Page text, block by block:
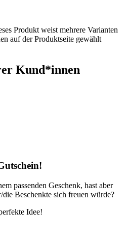
Produkt weist mehrere Varianten
auf der Produktseite gewählt
Kund*innen
passenden Geschenk, hast aber
Beschenkte sich freuen würde?
Idee!